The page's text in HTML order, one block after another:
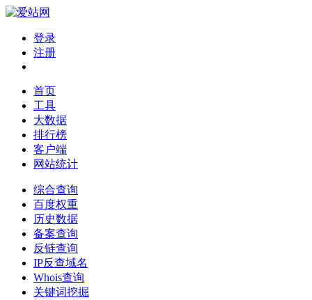
登录
注册
首页
工具
大数据
排行榜
客户端
网站统计
综合查询
百度权重
历史数据
备案查询
反链查询
IP反查域名
Whois查询
关键词挖掘